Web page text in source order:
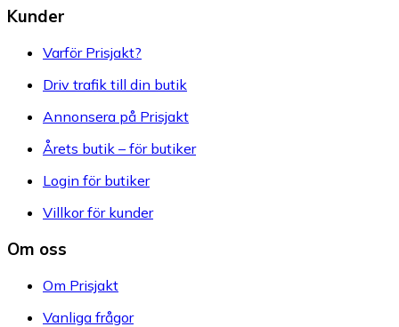
Kunder
Varför Prisjakt?
Driv trafik till din butik
Annonsera på Prisjakt
Årets butik – för butiker
Login för butiker
Villkor för kunder
Om oss
Om Prisjakt
Vanliga frågor